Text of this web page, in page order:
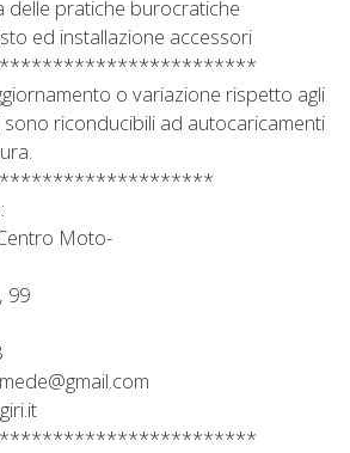
delle pratiche burocratiche
ed installazione accessori
o variazione rispetto agli
riconducibili ad autocaricamenti
Moto-
99